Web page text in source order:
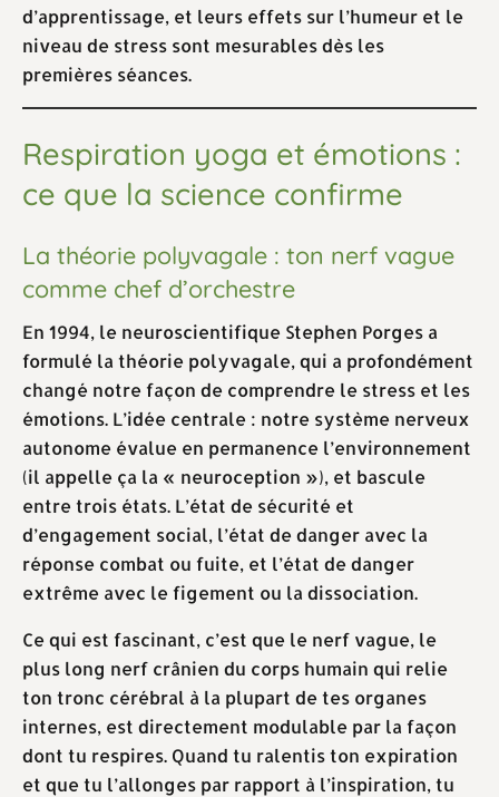
d’apprentissage, et leurs effets sur l’humeur et le
niveau de stress sont mesurables dès les
premières séances.
Respiration yoga et émotions :
ce que la science confirme
La théorie polyvagale : ton nerf vague
comme chef d’orchestre
En 1994, le neuroscientifique Stephen Porges a
formulé la théorie polyvagale, qui a profondément
changé notre façon de comprendre le stress et les
émotions. L’idée centrale : notre système nerveux
autonome évalue en permanence l’environnement
(il appelle ça la « neuroception »), et bascule
entre trois états. L’état de sécurité et
d’engagement social, l’état de danger avec la
réponse combat ou fuite, et l’état de danger
extrême avec le figement ou la dissociation.
Ce qui est fascinant, c’est que le nerf vague, le
plus long nerf crânien du corps humain qui relie
ton tronc cérébral à la plupart de tes organes
internes, est directement modulable par la façon
dont tu respires. Quand tu ralentis ton expiration
et que tu l’allonges par rapport à l’inspiration, tu